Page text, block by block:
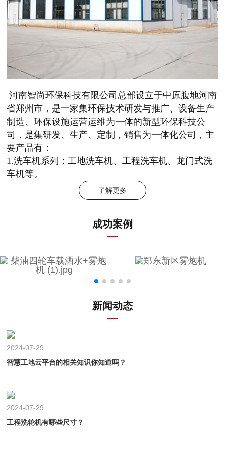
河南智尚环保科技有限公司总部设立于中原腹地河南
省郑州市，是一家集环保技术研发与推广、设备生产
制造、环保设施运营运维为一体的新型环保科技公
司，是集研发、生产、定制，销售为一体化公司，主
要产品有：
1.洗车机系列：工地洗车机、工程洗车机、龙门式洗
车机等。
了解更多
成功案例
新闻动态
2024-07-29
智慧工地云平台的相关知识你知道吗？
2024-07-29
工程洗轮机有哪些尺寸？